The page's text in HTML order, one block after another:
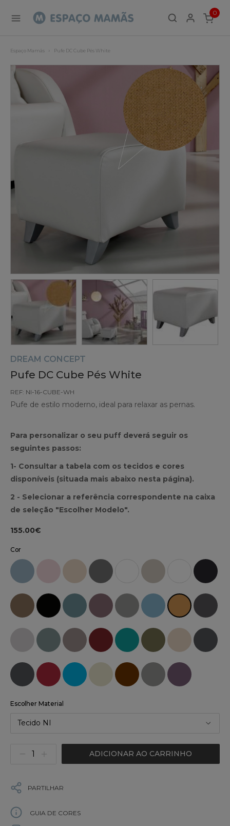
0
ITEMS
Espaço Mamãs Pufe DC Cube Pés White
DREAM CONCEPT
Pufe DC Cube Pés White
REF: NI-16-CUBE-WH
Pufe de estilo moderno, ideal para relaxar as pernas.
Para personalizar o seu puff deverá seguir os
seguintes passos:
1- Consultar a tabela com os tecidos e cores
disponíveis (situada mais abaixo nesta página).
2 - Selecionar a referência correspondente na caixa
de seleção "Escolher Modelo".
155.00€
Cor
Escolher Material
Tecido NI
ADICIONAR AO CARRINHO
PARTILHAR
GUIA DE CORES